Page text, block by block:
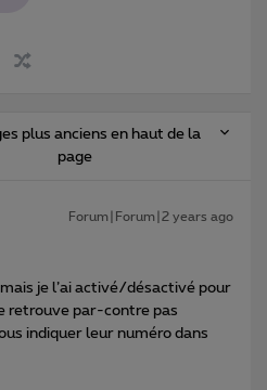
plus anciens en haut de la
page
Forum|Forum|2 years ago
je l’ai activé/désactivé pour
retrouve par-contre pas
indiquer leur numéro dans